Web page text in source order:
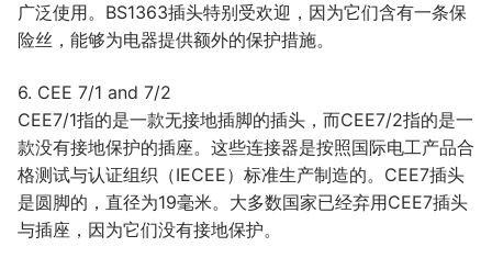
广泛使用。BS1363插头特别受欢迎，因为它们含有一条保
险丝，能够为电器提供额外的保护措施。
6. CEE 7/1 and 7/2
CEE7/1指的是一款无接地插脚的插头，而CEE7/2指的是一
款没有接地保护的插座。这些连接器是按照国际电工产品合
格测试与认证组织（IECEE）标准生产制造的。CEE7插头
是圆脚的，直径为19毫米。大多数国家已经弃用CEE7插头
与插座，因为它们没有接地保护。